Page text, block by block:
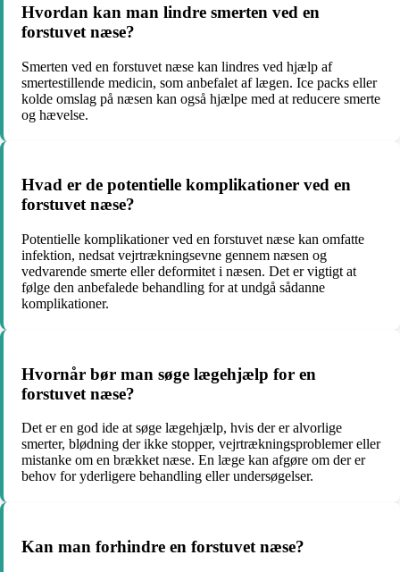
Hvordan kan man lindre smerten ved en
forstuvet næse?
Smerten ved en forstuvet næse kan lindres ved hjælp af
smertestillende medicin, som anbefalet af lægen. Ice packs eller
kolde omslag på næsen kan også hjælpe med at reducere smerte
og hævelse.
Hvad er de potentielle komplikationer ved en
forstuvet næse?
Potentielle komplikationer ved en forstuvet næse kan omfatte
infektion, nedsat vejrtrækningsevne gennem næsen og
vedvarende smerte eller deformitet i næsen. Det er vigtigt at
følge den anbefalede behandling for at undgå sådanne
komplikationer.
Hvornår bør man søge lægehjælp for en
forstuvet næse?
Det er en god ide at søge lægehjælp, hvis der er alvorlige
smerter, blødning der ikke stopper, vejrtrækningsproblemer eller
mistanke om en brækket næse. En læge kan afgøre om der er
behov for yderligere behandling eller undersøgelser.
Kan man forhindre en forstuvet næse?